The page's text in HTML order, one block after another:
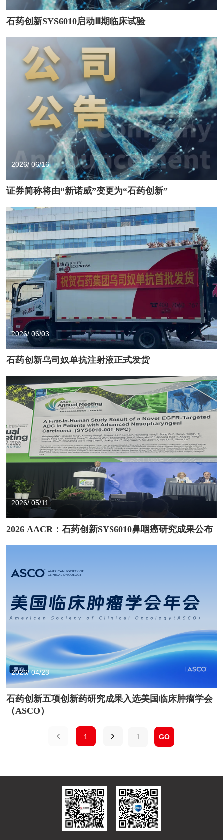
石药创新SYS6010启动Ⅲ期临床试验
2026/ 06/16
证券简称将由“新诺威”变更为“石药创新”
2026/ 06/03
石药创新乌司奴单抗注射液正式发货
2026/ 05/11
2026 AACR：石药创新SYS6010鼻咽癌研究成果公布
2026/ 04/23
石药创新五项创新药研究成果入选美国临床肿瘤学会
（ASCO）
1